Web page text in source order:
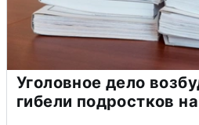
Уголовное дело
гибели подростков